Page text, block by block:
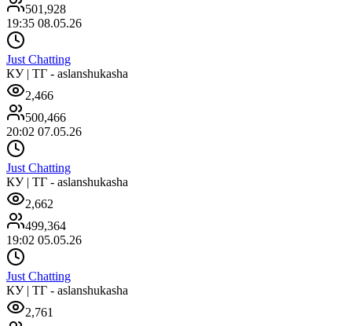
501,928
19:35 08.05.26
Just Chatting
КУ | ТГ - aslanshukasha
2,466
500,466
20:02 07.05.26
Just Chatting
КУ | ТГ - aslanshukasha
2,662
499,364
19:02 05.05.26
Just Chatting
КУ | ТГ - aslanshukasha
2,761